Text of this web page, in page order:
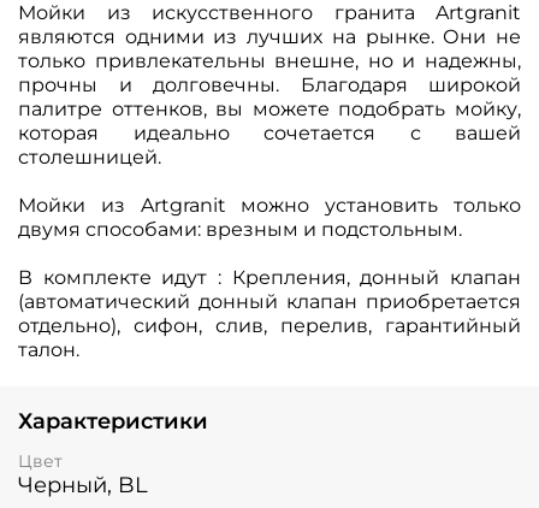
Мойки из искусственного гранита Artgranit
являются одними из лучших на рынке. Они не
только привлекательны внешне, но и надежны,
прочны и долговечны. Благодаря широкой
палитре оттенков, вы можете подобрать мойку,
которая идеально сочетается с вашей
столешницей.
Мойки из Artgranit можно установить только
двумя способами: врезным и подстольным.
В комплекте идут : Крепления, донный клапан
(автоматический донный клапан приобретается
отдельно), сифон, слив, перелив, гарантийный
талон.
Характеристики
Цвет
Черный, BL